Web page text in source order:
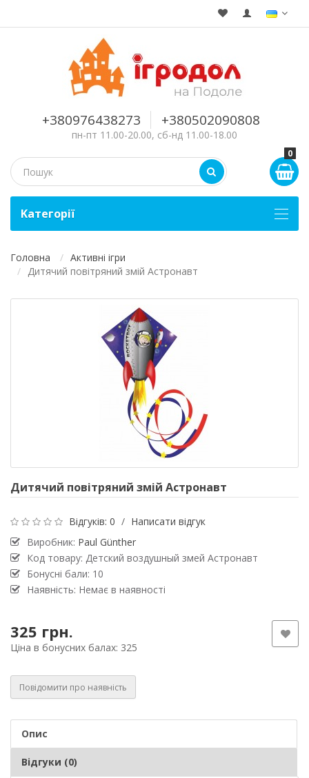
+380976438273 +380502090808
пн-пт 11.00-20.00, сб-нд 11.00-18.00
0
Kатегорії
Головна
Активні ігри
Дитячий повітряний змій Астронавт
Дитячий повітряний змій Астронавт
Відгуків: 0 / Написати відгук
Виробник: Paul Günther
Код товару: Детский воздушный змей Астронавт
Бонусні бали: 10
Наявність: Немає в наявності
325 грн.
Ціна в бонусних балах: 325
Повідомити про наявність
Опис
Відгуки (0)